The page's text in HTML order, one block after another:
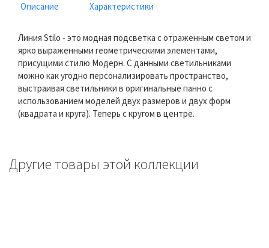
Описание Характеристики
Линия Stilo - это модная подсветка с отраженным светом и
ярко выраженными геометрическими элементами,
присущими стилю Модерн. С данными светильниками
можно как угодно персонализировать пространство,
выстраивая светильники в оригинальные панно с
использованием моделей двух размеров и двух форм
(квадрата и круга). Теперь с кругом в центре.
Другие товары этой коллекции